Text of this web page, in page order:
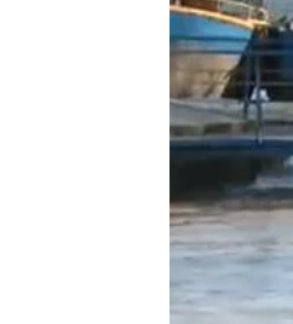
Antena 3
Actualizado:
Publicado:22